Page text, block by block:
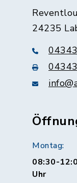
24235
Montag:
08:30-
Uhr